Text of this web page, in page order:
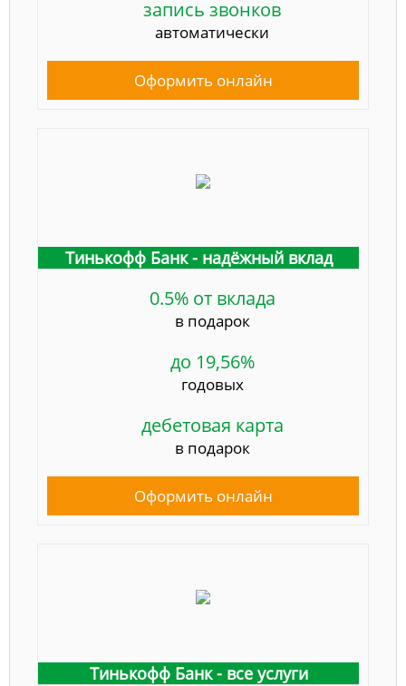
запись звонков
автоматически
Оформить онлайн
Тинькофф Банк - надёжный вклад
0.5% от вклада
в подарок
до 19,56%
годовых
дебетовая карта
в подарок
Оформить онлайн
Тинькофф Банк - все услуги